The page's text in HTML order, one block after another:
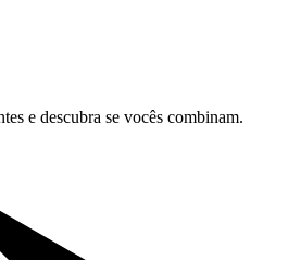
e descubra se vocês combinam.